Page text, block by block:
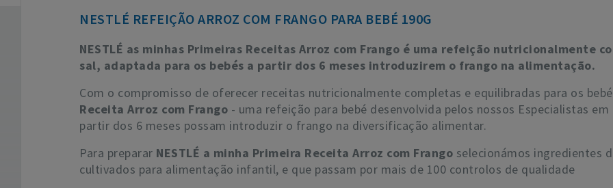
NESTLÉ REFEIÇÃO ARROZ COM FRANGO PARA BEBÉ 190G
NESTLÉ as minhas Primeiras Receitas Arroz com Frango é uma refeição nutricionalmente
sal, adaptada para os bebés a partir dos 6 meses introduzirem o frango na alimentação.
Com o compromisso de oferecer receitas nutricionalmente completas e equilibradas para os
Receita Arroz com Frango - uma refeição para bebé desenvolvida pelos nossos Especialistas
partir dos 6 meses possam introduzir o frango na diversificação alimentar.
Para preparar NESTLÉ a minha Primeira Receita Arroz com Frango selecionámos ingredientes
cultivados para alimentação infantil, e que passam por mais de 100 controlos de qualidade